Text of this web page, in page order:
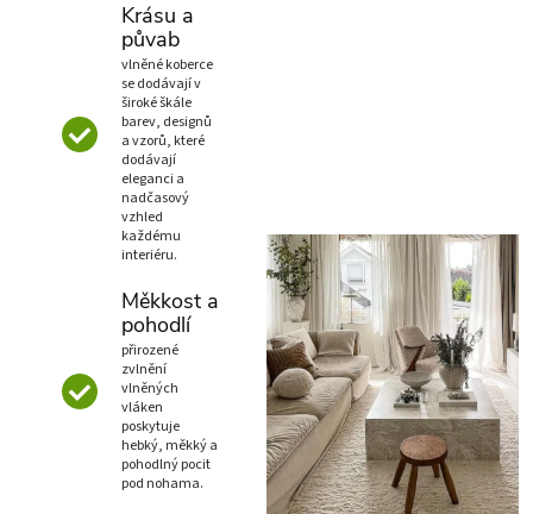
Krásu a
půvab
vlněné koberce
se dodávají v
široké škále
barev, designů
a vzorů, které
dodávají
eleganci a
nadčasový
vzhled
každému
interiéru.
Měkkost a
pohodlí
přirozené
zvlnění
vlněných
vláken
poskytuje
hebký, měkký a
pohodlný pocit
pod nohama.